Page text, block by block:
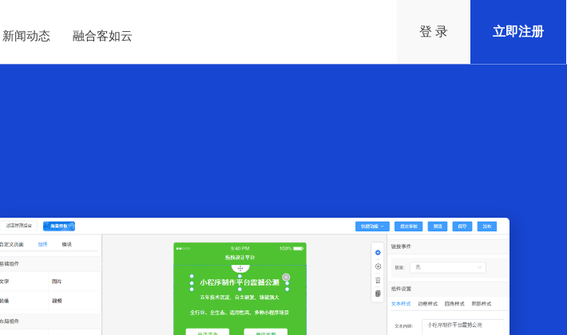
新闻动态 融合客如云 登 录 立即注册